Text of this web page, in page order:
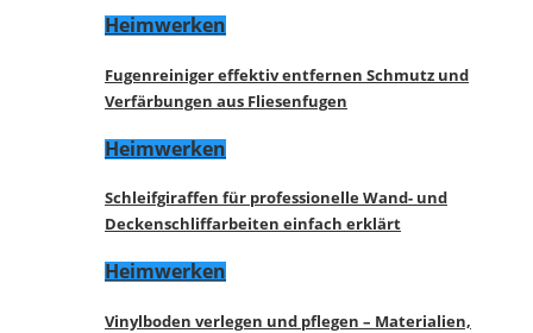
Heimwerken
Fugenreiniger effektiv entfernen Schmutz und
Verfärbungen aus Fliesenfugen
Heimwerken
Schleifgiraffen für professionelle Wand- und
Deckenschliffarbeiten einfach erklärt
Heimwerken
Vinylboden verlegen und pflegen – Materialien,